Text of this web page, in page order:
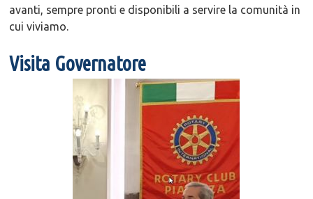
avanti, sempre pronti e disponibili a servire la comunità in
cui viviamo.
Visita Governatore